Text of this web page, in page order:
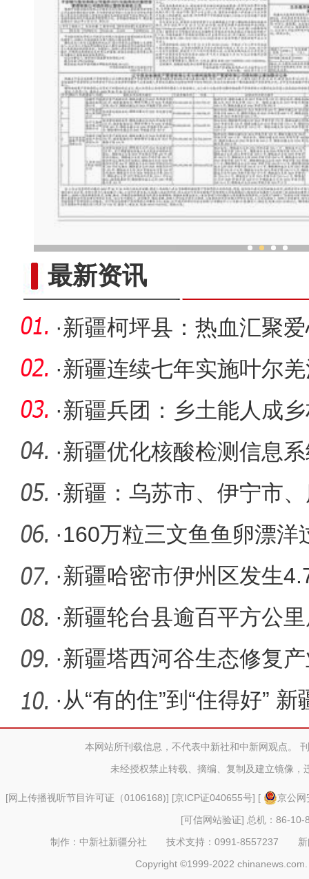
最新资讯
·新疆柯坪县：热血汇聚
·新疆连续七年实施叶尔
·新疆兵团：乡土能人成
撑
·新疆优化核酸检测信息
漏一阳
·新疆：乌苏市、伊宁市
感染者人
·160万粒三文鱼鱼卵漂洋
·新疆哈密市伊州区发生
关警情
·新疆轮台县逾百平方公
佳观赏季
·新疆塔西河谷生态修复
子
· 从“有的住”到“住得好”
本网站所刊载信息，不代表中新社和中新网观点。
未经授权禁止转载、摘编、复制及建立镜像，
[网上传播视听节目许可证（0106168)] [京ICP证040655号] [
京公
[可信网站验证] 总机：86-10-
制作：中新社新疆分社 技术支持：0991-8557237
Copyright ©1999-2022